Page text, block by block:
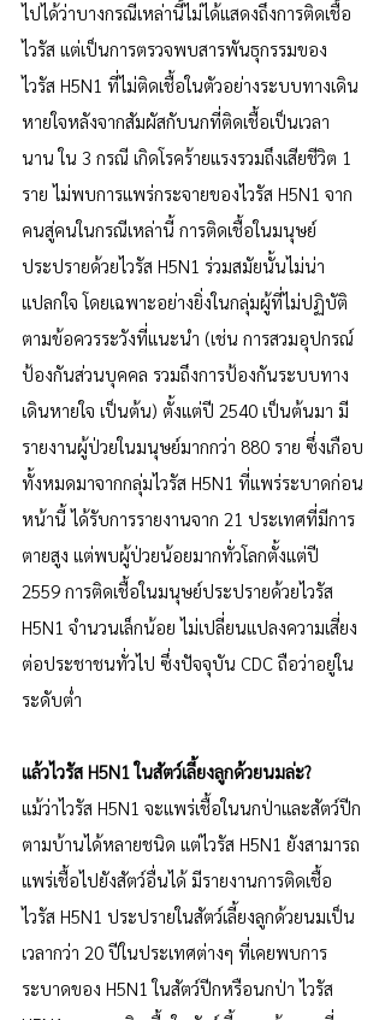
ไปได้ว่าบางกรณีเหล่านี้ไม่ได้แสดงถึงการติดเชื้อ
ไวรัส แต่เป็นการตรวจพบสารพันธุกรรมของ
ไวรัส H5N1 ที่ไม่ติดเชื้อในตัวอย่างระบบทางเดิน
หายใจหลังจากสัมผัสกับนกที่ติดเชื้อเป็นเวลา
นาน ใน 3 กรณี เกิดโรคร้ายแรงรวมถึงเสียชีวิต 1
ราย ไม่พบการแพร่กระจายของไวรัส H5N1 จาก
คนสู่คนในกรณีเหล่านี้ การติดเชื้อในมนุษย์
ประปรายด้วยไวรัส H5N1 ร่วมสมัยนั้นไม่น่า
แปลกใจ โดยเฉพาะอย่างยิ่งในกลุ่มผู้ที่ไม่ปฏิบัติ
ตามข้อควรระวังที่แนะนำ (เช่น การสวมอุปกรณ์
ป้องกันส่วนบุคคล รวมถึงการป้องกันระบบทาง
เดินหายใจ เป็นต้น) ตั้งแต่ปี 2540 เป็นต้นมา มี
รายงานผู้ป่วยในมนุษย์มากกว่า 880 ราย ซึ่งเกือบ
ทั้งหมดมาจากกลุ่มไวรัส H5N1 ที่แพร่ระบาดก่อน
หน้านี้ ได้รับการรายงานจาก 21 ประเทศที่มีการ
ตายสูง แต่พบผู้ป่วยน้อยมากทั่วโลกตั้งแต่ปี
2559 การติดเชื้อในมนุษย์ประปรายด้วยไวรัส
H5N1 จำนวนเล็กน้อย ไม่เปลี่ยนแปลงความเสี่ยง
ต่อประชาชนทั่วไป ซึ่งปัจจุบัน CDC ถือว่าอยู่ใน
ระดับต่ำ
แล้วไวรัส H5N1 ในสัตว์เลี้ยงลูกด้วยนมล่ะ?
แม้ว่าไวรัส H5N1 จะแพร่เชื้อในนกป่าและสัตว์ปีก
ตามบ้านได้หลายชนิด แต่ไวรัส H5N1 ยังสามารถ
แพร่เชื้อไปยังสัตว์อื่นได้ มีรายงานการติดเชื้อ
ไวรัส H5N1 ประปรายในสัตว์เลี้ยงลูกด้วยนมเป็น
เวลากว่า 20 ปีในประเทศต่างๆ ที่เคยพบการ
ระบาดของ H5N1 ในสัตว์ปีกหรือนกป่า ไวรัส